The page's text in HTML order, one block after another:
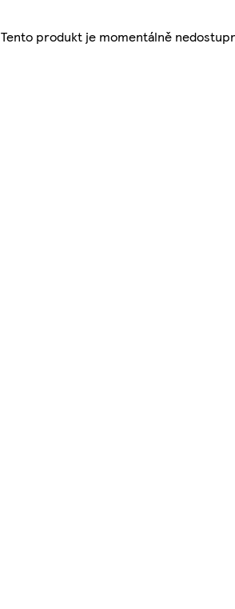
Tento produkt je momentálně